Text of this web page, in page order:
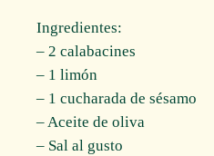
Ingredientes:
– 2 calabacines
– 1 limón
– 1 cucharada de sésamo
– Aceite de oliva
– Sal al gusto